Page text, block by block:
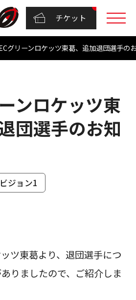
チケット
グリーンロケッツ東葛、追加退団選手の
ンロケッツ東
団選手のお知
ジョン1
ツ東葛より、退団選手につ
りましたので、ご紹介しま